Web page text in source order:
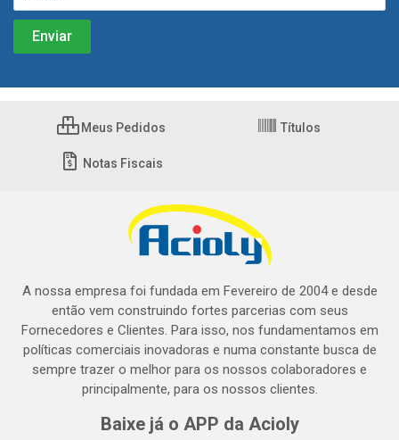
Meus Pedidos Títulos
Notas Fiscais
A nossa empresa foi fundada em Fevereiro de 2004 e desde
então vem construindo fortes parcerias com seus
Fornecedores e Clientes. Para isso, nos fundamentamos em
políticas comerciais inovadoras e numa constante busca de
sempre trazer o melhor para os nossos colaboradores e
principalmente, para os nossos clientes.
Baixe já o APP da Acioly